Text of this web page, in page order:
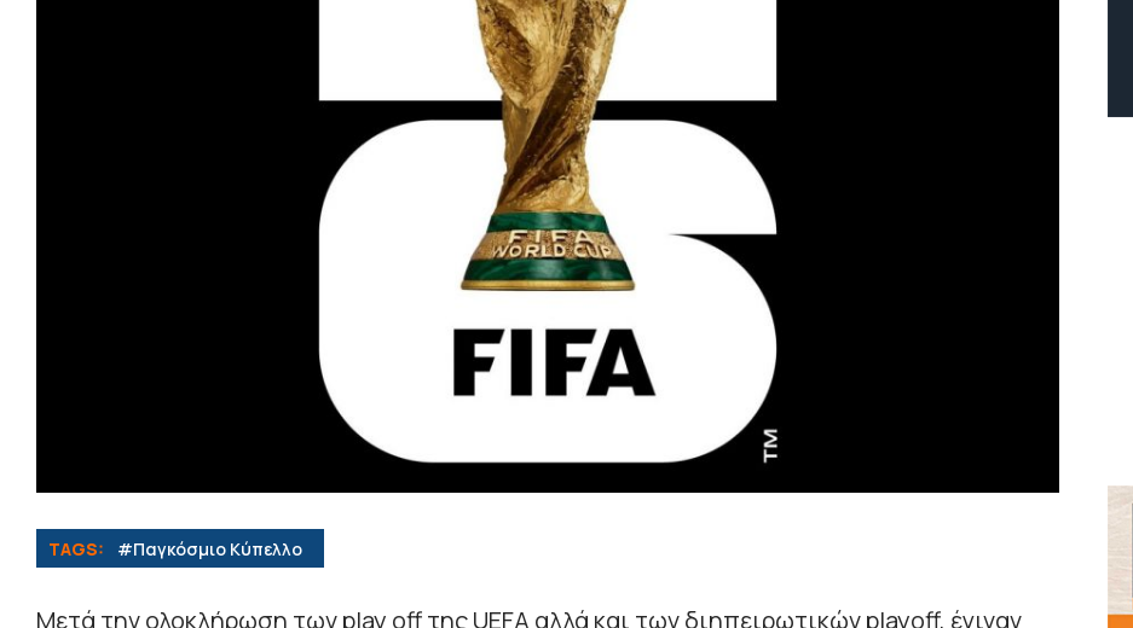
TAGS: #Παγκόσμιο Κύπελλο
Μετά την ολοκλήρωση των play off της UEFA αλλά και των διηπειρωτικών playoff, έγιναν